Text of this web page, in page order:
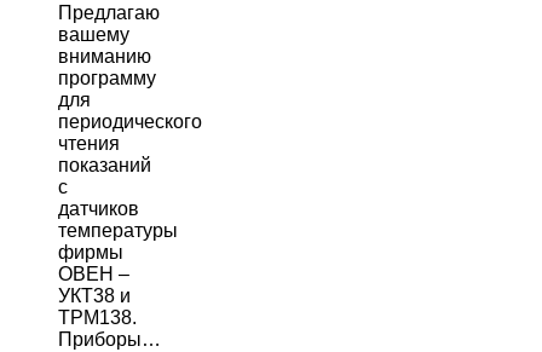
Предлагаю
вашему
вниманию
программу
для
периодического
чтения
показаний
с
датчиков
температуры
фирмы
ОВЕН –
УКТ38 и
ТРМ138.
Приборы…